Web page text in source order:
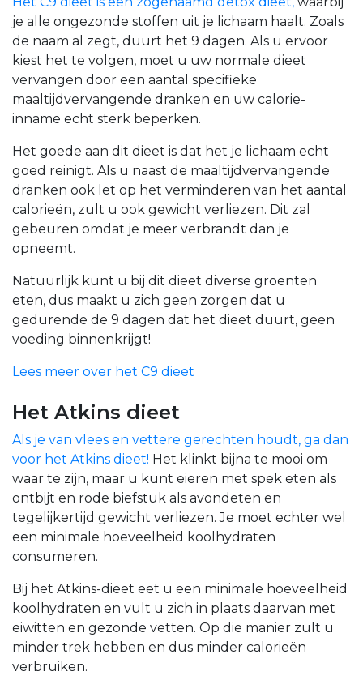
je alle ongezonde stoffen uit je lichaam haalt. Zoals
de naam al zegt, duurt het 9 dagen. Als u ervoor
kiest het te volgen, moet u uw normale dieet
vervangen door een aantal specifieke
maaltijdvervangende dranken en uw calorie-
inname echt sterk beperken.
Het goede aan dit dieet is dat het je lichaam echt
goed reinigt. Als u naast de maaltijdvervangende
dranken ook let op het verminderen van het aantal
calorieën, zult u ook gewicht verliezen. Dit zal
gebeuren omdat je meer verbrandt dan je
opneemt.
Natuurlijk kunt u bij dit dieet diverse groenten
eten, dus maakt u zich geen zorgen dat u
gedurende de 9 dagen dat het dieet duurt, geen
voeding binnenkrijgt!
Lees meer over het C9 dieet
Het Atkins dieet
Als je van vlees en vettere gerechten houdt, ga dan
voor het Atkins dieet! Het klinkt bijna te mooi om
waar te zijn, maar u kunt eieren met spek eten als
ontbijt en rode biefstuk als avondeten en
tegelijkertijd gewicht verliezen. Je moet echter wel
een minimale hoeveelheid koolhydraten
consumeren.
Bij het Atkins-dieet eet u een minimale hoeveelheid
koolhydraten en vult u zich in plaats daarvan met
eiwitten en gezonde vetten. Op die manier zult u
minder trek hebben en dus minder calorieën
verbruiken.